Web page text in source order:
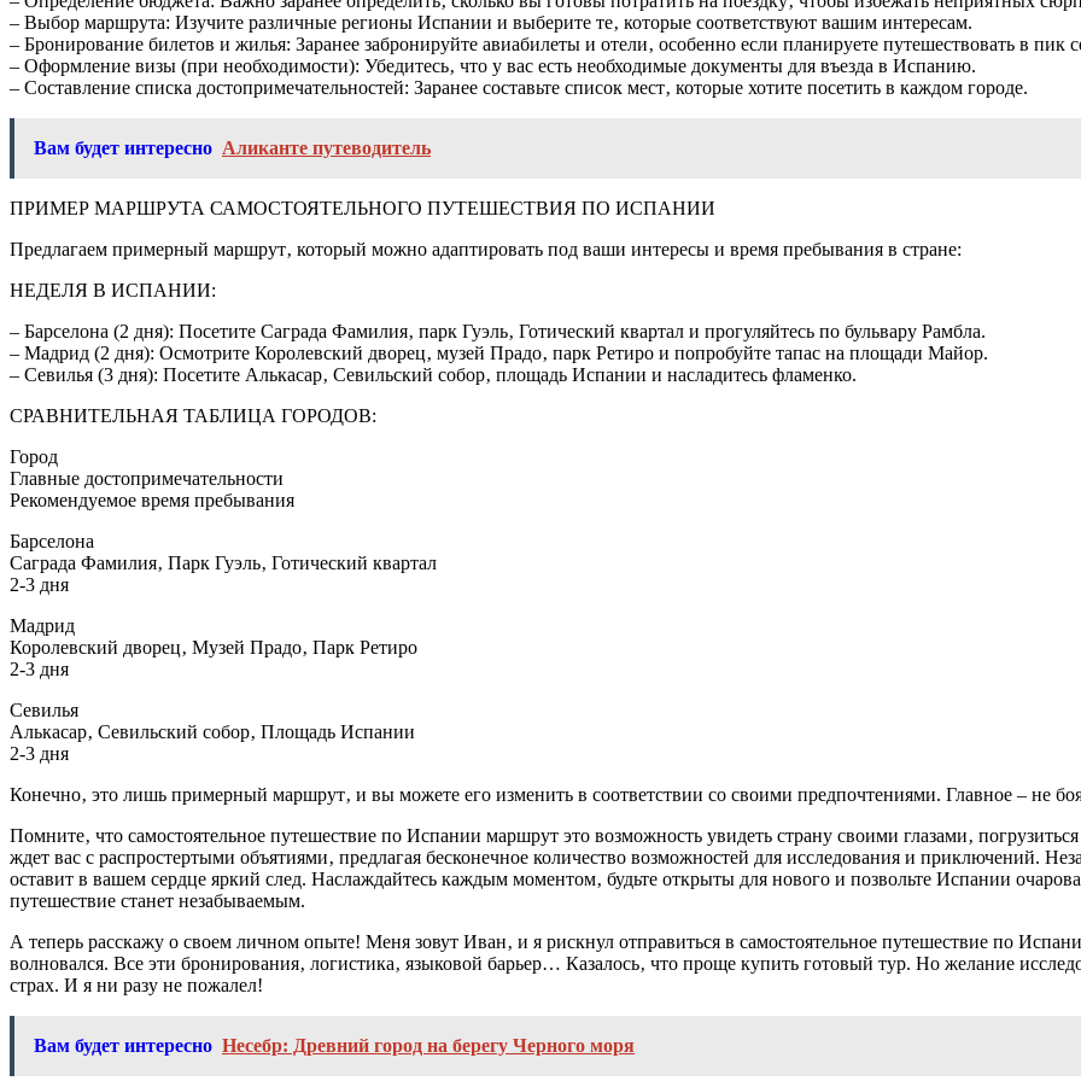
– Выбор маршрута: Изучите различные регионы Испании и выберите те‚ которые соответствуют вашим интересам.
– Бронирование билетов и жилья: Заранее забронируйте авиабилеты и отели‚ особенно если планируете путешествовать в пик
– Оформление визы (при необходимости): Убедитесь‚ что у вас есть необходимые документы для въезда в Испанию.
– Составление списка достопримечательностей: Заранее составьте список мест‚ которые хотите посетить в каждом городе.
Вам будет интересно Аликанте путеводитель
ПРИМЕР МАРШРУТА САМОСТОЯТЕЛЬНОГО ПУТЕШЕСТВИЯ ПО ИСПАНИИ
Предлагаем примерный маршрут‚ который можно адаптировать под ваши интересы и время пребывания в стране:
НЕДЕЛЯ В ИСПАНИИ:
– Барселона (2 дня): Посетите Саграда Фамилия‚ парк Гуэль‚ Готический квартал и прогуляйтесь по бульвару Рамбла.
– Мадрид (2 дня): Осмотрите Королевский дворец‚ музей Прадо‚ парк Ретиро и попробуйте тапас на площади Майор.
– Севилья (3 дня): Посетите Алькасар‚ Севильский собор‚ площадь Испании и насладитесь фламенко.
СРАВНИТЕЛЬНАЯ ТАБЛИЦА ГОРОДОВ:
Город
Главные достопримечательности
Рекомендуемое время пребывания
Барселона
Саграда Фамилия‚ Парк Гуэль‚ Готический квартал
2-3 дня
Мадрид
Королевский дворец‚ Музей Прадо‚ Парк Ретиро
2-3 дня
Севилья
Алькасар‚ Севильский собор‚ Площадь Испании
2-3 дня
Конечно‚ это лишь примерный маршрут‚ и вы можете его изменить в соответствии со своими предпочтениями. Главное – не
Помните‚ что самостоятельное путешествие по Испании маршрут это возможность увидеть страну своими глазами‚
ждет вас с распростертыми объятиями‚ предлагая бесконечное количество возможностей для исследования и приключений.
оставит в вашем сердце яркий след. Наслаждайтесь каждым моментом‚ будьте открыты для нового и позвольте Испании
путешествие станет незабываемым.
А теперь расскажу о своем личном опыте! Меня зовут Иван‚ и я рискнул отправиться в самостоятельное путешествие по
волновался. Все эти бронирования‚ логистика‚ языковой барьер… Казалось‚ что проще купить готовый тур. Но желание
страх. И я ни разу не пожалел!
Вам будет интересно Несебр: Древний город на берегу Черного моря